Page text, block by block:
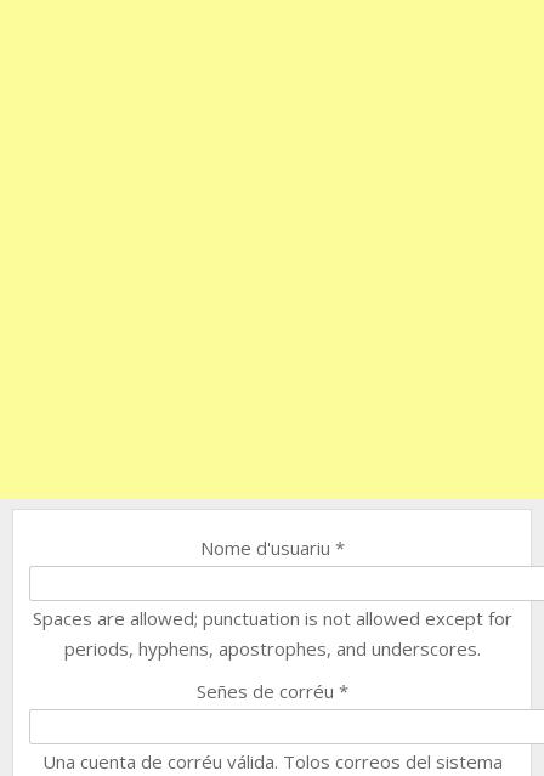
Nome d'usuariu *
Spaces are allowed; punctuation is not allowed except for
periods, hyphens, apostrophes, and underscores.
Señes de corréu *
Una cuenta de corréu válida. Tolos correos del sistema